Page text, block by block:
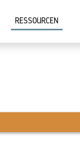
RESSOURCEN